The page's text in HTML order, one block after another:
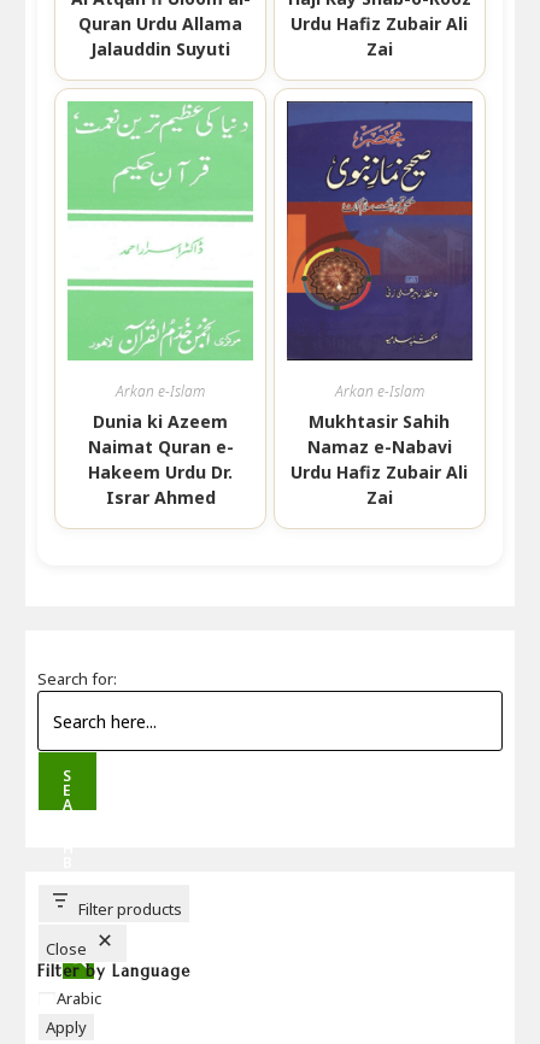
Quran Urdu Allama
Jalauddin Suyuti
Urdu Hafiz Zubair Ali
Zai
Arkan e-Islam
Dunia ki Azeem
Naimat Quran e-
Hakeem Urdu Dr.
Israr Ahmed
Arkan e-Islam
Mukhtasir Sahih
Namaz e-Nabavi
Urdu Hafiz Zubair Ali
Zai
Search for:
S
E
A
T
T
Filter products
Close
Filter by Language
Language
Arabic
Apply